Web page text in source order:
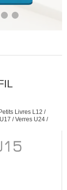
Livres L12 /
/ Verres U24 /